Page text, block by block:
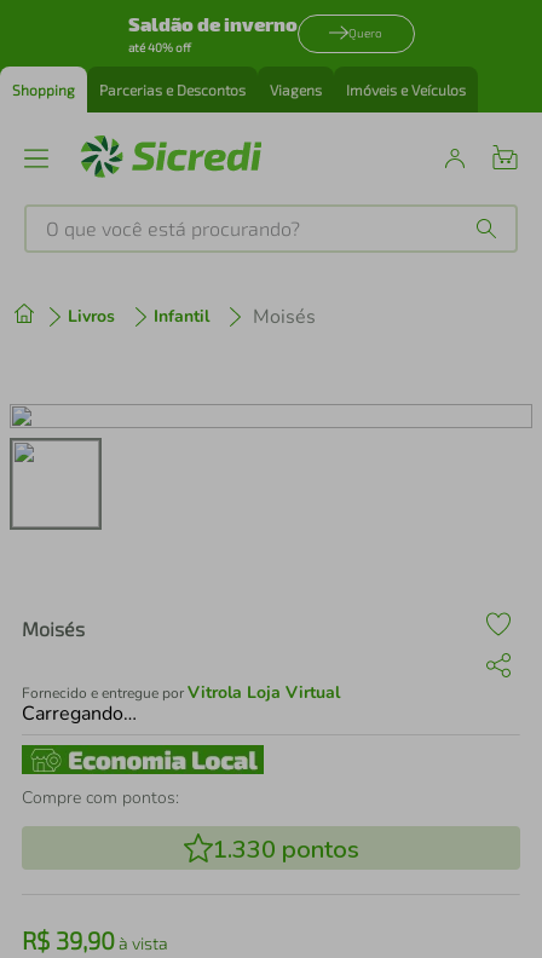
Saldão de inverno
até 40% off
Quero
Shopping Parcerias e Descontos Viagens Imóveis e Veículos
O que você está procurando?
Livros Infantil Moisés
Moisés
Fornecido e entregue porVitrola Loja Virtual
Carregando…
Compre com pontos:
1.330 pontos
R$ 39,90à vista
2º cafeteira